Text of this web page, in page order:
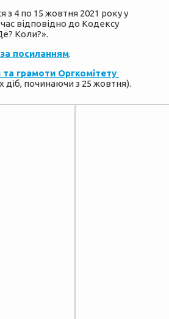
4 по 15 жовтня 2021 року у
відповідно до Кодексу
Коли?».
за посиланням.
грамоти Оргкомітету
діб, починаючи з 25 жовтня).